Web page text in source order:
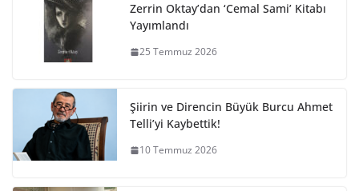
Zerrin Oktay’dan ‘Cemal Sami’ Kitabı
Yayımlandı
25 Temmuz 2026
Şiirin ve Direncin Büyük Burcu Ahmet
Telli’yi Kaybettik!
10 Temmuz 2026